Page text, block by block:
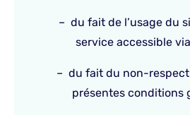
– du fait de l’usage du
service accessible
– du fait du non-
présentes conditions